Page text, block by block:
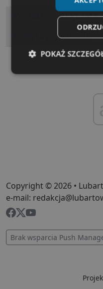
REKLAMA
Polityka prywatności
Copyright © 2026 •
e-mail:
Brak wsparcia Push
POKAŻ
Niezbędne
Niezbędne
Funkcjonalność
Niezbędne pliki cookie
logowanie użytkownika i
niezbędnych plików